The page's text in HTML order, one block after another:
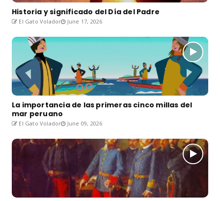
Historia y significado del Día del Padre
El Gato Volador June 17, 2026
La importancia de las primeras cinco millas del
mar peruano
El Gato Volador June 09, 2026